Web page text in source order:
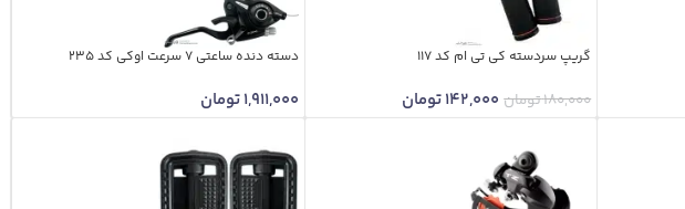
گریپ سردسته کی تی ام کد 117
180,000تومان 142,000تومان
دسته دنده ساعتی 7 سرعت اوکی کد 235
1,911,000تومان